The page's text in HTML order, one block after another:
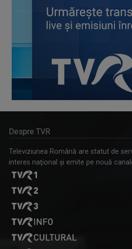
Despre TVR
Televiziunea Română are statut de
interes naţional şi emite pe nouă